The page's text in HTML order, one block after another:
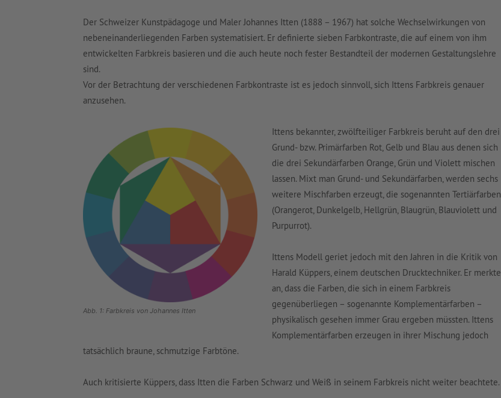
Der Schweizer Kunstpädagoge und Maler Johannes Itten (1888 – 1967) hat solche Wechselwirkungen von
nebeneinanderliegenden Farben systematisiert. Er definierte sieben Farbkontraste, die auf einem von ihm
entwickelten Farbkreis basieren und die auch heute noch fester Bestandteil der modernen Gestaltungslehre
sind.
Vor der Betrachtung der verschiedenen Farbkontraste ist es jedoch sinnvoll, sich Ittens Farbkreis genauer
anzusehen.
Abb. 1: Farbkreis von Johannes Itten
Ittens bekannter, zwölfteiliger Farbkreis beruht auf den drei
Grund- bzw. Primärfarben Rot, Gelb und Blau aus denen sich
die drei Sekundärfarben Orange, Grün und Violett mischen
lassen. Mixt man Grund- und Sekundärfarben, werden sechs
weitere Mischfarben erzeugt, die sogenannten Tertiärfarben
(Orangerot, Dunkelgelb, Hellgrün, Blaugrün, Blauviolett und
Purpurrot).
Ittens Modell geriet jedoch mit den Jahren in die Kritik von
Harald Küppers, einem deutschen Drucktechniker. Er merkte
an, dass die Farben, die sich in einem Farbkreis
gegenüberliegen – sogenannte Komplementärfarben –
physikalisch gesehen immer Grau ergeben müssten. Ittens
Komplementärfarben erzeugen in ihrer Mischung jedoch
tatsächlich braune, schmutzige Farbtöne.
Auch kritisierte Küppers, dass Itten die Farben Schwarz und Weiß in seinem Farbkreis nicht weiter beachtete.